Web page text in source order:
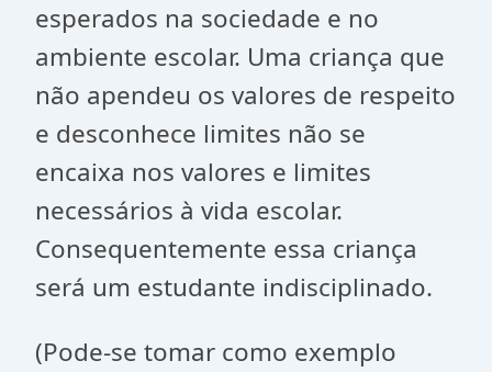
esperados na sociedade e no
ambiente escolar. Uma criança que
não apendeu os valores de respeito
e desconhece limites não se
encaixa nos valores e limites
necessários à vida escolar.
Consequentemente essa criança
será um estudante indisciplinado.
(Pode-se tomar como exemplo